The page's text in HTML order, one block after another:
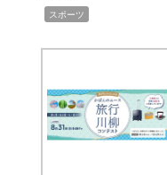
スポーツ